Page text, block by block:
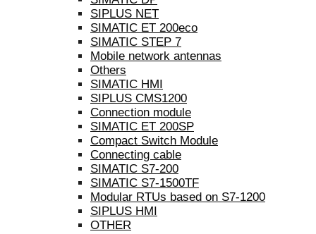
SIPLUS NET
SIMATIC ET 200eco
SIMATIC STEP 7
Mobile network antennas
Others
SIMATIC HMI
SIPLUS CMS1200
Connection module
SIMATIC ET 200SP
Compact Switch Module
Connecting cable
SIMATIC S7-200
SIMATIC S7-1500TF
Modular RTUs based on S7-1200
SIPLUS HMI
OTHER